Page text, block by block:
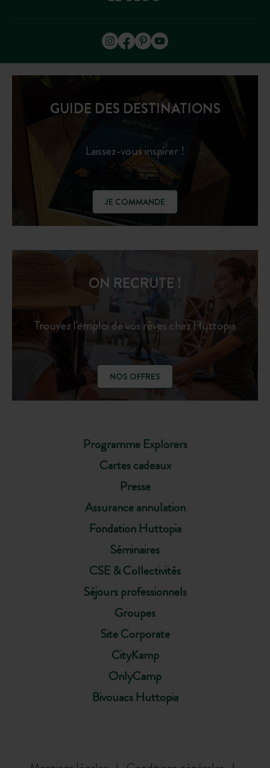
GUIDE DES DESTINATIONS
Laissez-vous inspirer !
JE COMMANDE
Programme Explorers
Cartes cadeaux
Presse
Assurance annulation
Fondation Huttopia
Séminaires
CSE & Collectivités
Séjours professionnels
Groupes
Site Corporate
CityKamp
OnlyCamp
Bivouacs Huttopia
ON RECRUTE !
Trouvez l'emploi de vos rêves chez Huttopia
NOS OFFRES